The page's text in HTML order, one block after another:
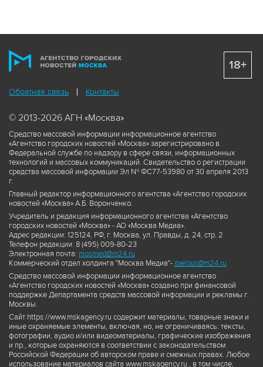
Обратная связь Контакты
© 2013-2026 АГН «Москва»
Средство массовой информации информационное агентство
«Агентство городских новостей «Москва» зарегистрировано в
Федеральной службе по надзору в сфере связи, информационных
технологий и массовых коммуникаций. Свидетельство о регистрации
средства массовой информации Эл № ФС77-53980 от 30 апреля 2013
г.
Главный редактор информационного агентства «Агентство городских
новостей «Москва» А.Б. Воронченко.
Учредитель и редакция информационного агентства «Агентство
городских новостей «Москва» - АО «Москва Медиа».
Адрес редакции: 125124, РФ, г. Москва, ул. Правды, д. 24, стр. 2
Телефон редакции: 8 (495) 009-80-23
Электронная почта: mosmed@m24.ru
Коммерческий отдел холдинга "Москва Медиа"- ibelous@m24.ru
Средство массовой информации информационное агентство
«Агентство городских новостей «Москва» создано при финансовой
поддержке Департамента средств массовой информации и рекламы г.
Москвы.
Сайт https://www.mskagency.ru содержит материалы, товарные знаки и
иные охраняемые элементы, включая, но, не ограничиваясь: тексты,
фотографии, аудио и/или видеоматериалы, графические изображения
и пр., которые охраняются в соответствии с законодательством
Российской Федерации об авторском праве и смежных правах. Любое
использование материалов сайта www.mskagency.ru , в том числе,
18+